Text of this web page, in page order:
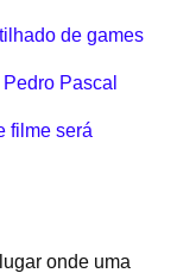
de games
Pascal
filme será
onde uma